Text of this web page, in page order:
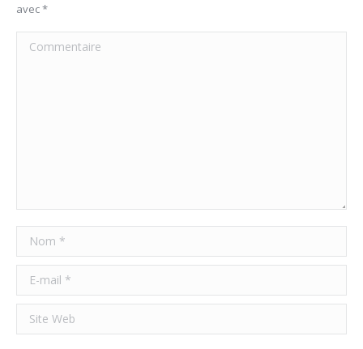
avec*
Commentaire
Nom *
E-mail *
Site Web